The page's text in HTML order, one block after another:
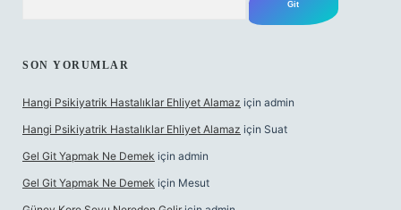
SON YORUMLAR
Hangi Psikiyatrik Hastalıklar Ehliyet Alamaz için admin
Hangi Psikiyatrik Hastalıklar Ehliyet Alamaz için Suat
Gel Git Yapmak Ne Demek için admin
Gel Git Yapmak Ne Demek için Mesut